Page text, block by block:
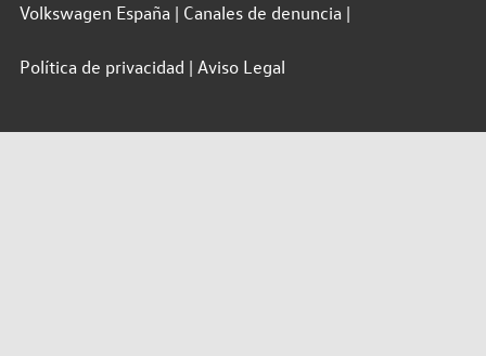
Volkswagen España
Canales de denuncia
Política de privacidad Aviso Legal